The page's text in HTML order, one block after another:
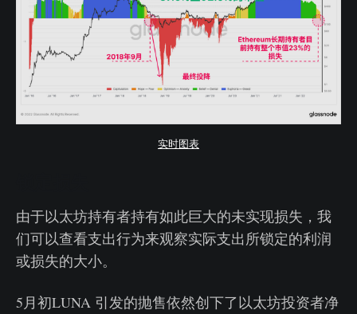
实时图表
由于以太坊持有者持有如此巨大的未实现损失，我
们可以查看支出行为来观察实际支出所锁定的利润
或损失的大小。
5月初LUNA 引发的抛售依然创下了以太坊投资者净